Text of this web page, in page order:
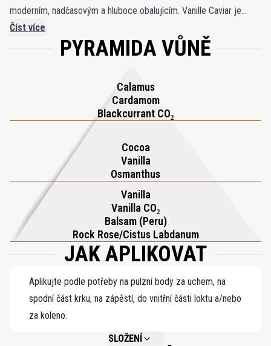
moderním, nadčasovým a hluboce obalujícím. Vanille Caviar je
zároveň gurmánským potěšením i sofistikovaným vyjádřením,
oslavujícím vanilku jako ušlechtilou surovinu.
Číst více
PYRAMIDA VŮNĚ
Calamus
Cardamom
Blackcurrant CO₂
Cocoa
Vanilla
Osmanthus
Vanilla
Vanilla CO₂
Balsam (Peru)
Rock Rose/Cistus Labdanum
JAK APLIKOVAT
Aplikujte podle potřeby na pulzní body za uchem, na
spodní část krku, na zápěstí, do vnitřní části loktu a/nebo
za koleno.
SLOŽENÍ